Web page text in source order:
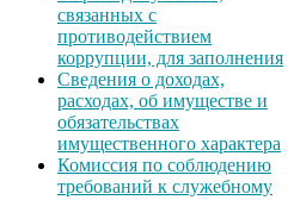
связанных с
противодействием
коррупции, для заполнения
Сведения о доходах,
расходах, об имуществе и
обязательствах
имущественного характера
Комиссия по соблюдению
требований к служебному